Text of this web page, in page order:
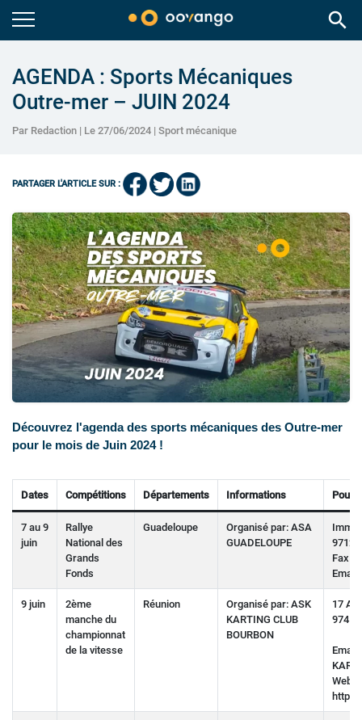
search
AGENDA : Sports Mécaniques
Outre-mer – JUIN 2024
Par Redaction | Le 27/06/2024 | Sport mécanique
PARTAGER L'ARTICLE SUR :
Découvrez l'agenda des sports mécaniques des Outre-mer
pour le mois de Juin 2024 !
Dates Compétitions Départements Informations Pour
7 au 9
juin
Rallye
National des
Grands
Fonds
Guadeloupe
Organisé par: ASA
GUADELOUPE
Fax :
Email :
9 juin
2ème
manche du
championnat
de la vitesse
Réunion
Organisé par: ASK
KARTING CLUB
BOURBON
17 A
97417
Email :
Web :